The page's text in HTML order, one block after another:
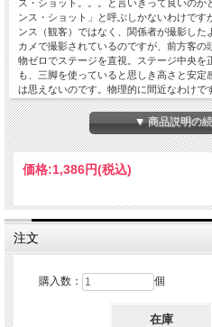
ス・ショット。。。と言いきって良いの
ンス・ショット」と呼ぶしかないわけで
ンス（観客）ではなく、関係者が撮影し
カメで撮影されているのですが、前方客
物ゼロでステージを直視。ステージ中央を
も、三脚を使っていると思しき高さと安
は思えないのです。物理的に間近なわけで
さえモノともしない凄まじい突進力が宿り
が強烈なのです。そんな映像美で描かれ
た灼熱のクラブ現場。前述のように三脚
大に盛り上がるとそのまんま画面が揺れ
ところですが、観客のジャンプが収まる
を揺るがす盛り上がり」と言ったりします
1992年のKISS。世界中のアリーナ級を沸
ムリヤリ押し込んだ灼熱映像です。本作自
くれる魔法の１枚。L'Amour, Brooklyn, NY,
関係者撮影ビデオ 1. Intro 2. Love Gun 3.
Unholy 11. 100,000 Years 12. Take It Off
Firehouse 16. Tears Are Falling 17. I Love
20. Detroit Rock City 21. I Want You 22.
You II 24. Rock And Roll All Nite COLOUR
▼ 商品説明の
価格:1,386円(税込)
注文
購入数： 個
在庫